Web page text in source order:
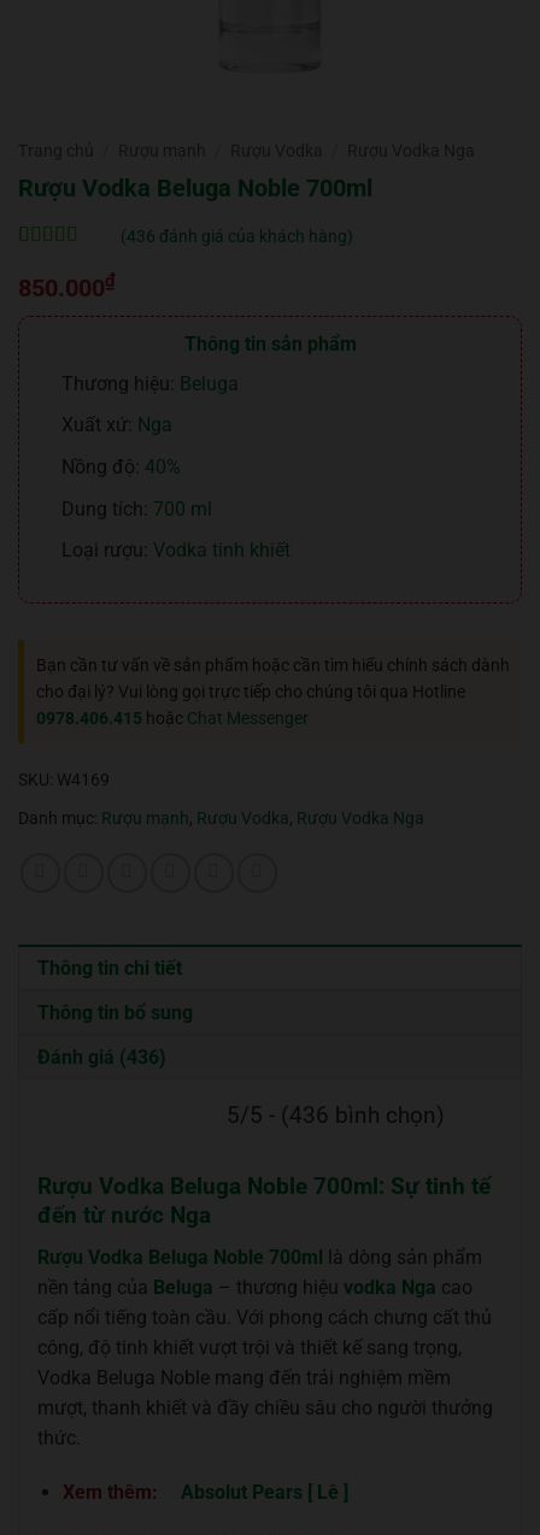
Rượu Vodka Beluga Noble 700ml
trênđánh
giá
(436 đánh giá của khách hàng)
850.000₫
Thông tin sản phẩm
Thương hiệu: Beluga
Xuất xứ: Nga
Nồng độ: 40%
Dung tích: 700 ml
Loại rượu: Vodka tinh khiết
Bạn cần tư vấn về sản phẩm hoặc cần tìm hiểu chính sách dành
cho đại lý? Vui lòng gọi trực tiếp cho chúng tôi qua Hotline
0978.406.415 hoặc Chat Messenger
SKU: W4169
Danh mục: Rượu mạnh, Rượu Vodka, Rượu Vodka Nga
Thông tin chi tiết
Thông tin bổ sung
Đánh giá (436)
5/5 - (436 bình chọn)
Rượu Vodka Beluga Noble 700ml: Sự tinh tế
đến từ nước Nga
Rượu Vodka Beluga Noble 700ml là dòng sản phẩm
nền tảng của Beluga – thương hiệu vodka Nga cao
cấp nổi tiếng toàn cầu. Với phong cách chưng cất thủ
công, độ tinh khiết vượt trội và thiết kế sang trọng,
Vodka Beluga Noble mang đến trải nghiệm mềm
mượt, thanh khiết và đầy chiều sâu cho người thưởng
thức.
Xem thêm: Absolut Pears [ Lê ]